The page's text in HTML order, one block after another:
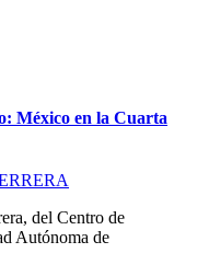
México en la Cuarta
del Centro de
Autónoma de